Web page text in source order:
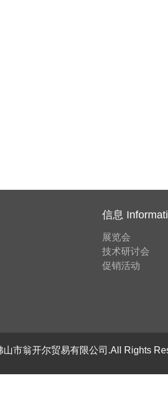
信息
展览会
技术研讨会
促销活动
市翁开尔贸易有限公司.All Rights